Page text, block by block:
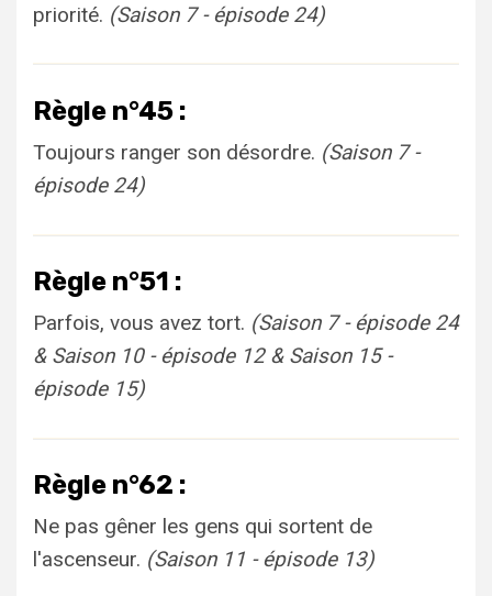
priorité. (Saison 7 - épisode 24)
Règle n°45 :
Toujours ranger son désordre. (Saison 7 -
épisode 24)
Règle n°51 :
Parfois, vous avez tort. (Saison 7 - épisode 24
& Saison 10 - épisode 12 & Saison 15 -
épisode 15)
Règle n°62 :
Ne pas gêner les gens qui sortent de
l'ascenseur. (Saison 11 - épisode 13)